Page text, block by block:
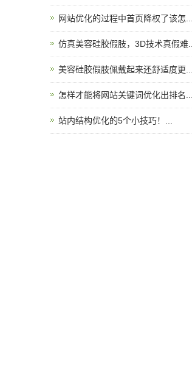
网站优化的过程中首页降权了该怎...
仿真美容硅胶假肢，3D技术真假难...
美容硅胶假肢佩戴起来还舒适度更...
怎样才能将网站关键词优化出排名...
站内结构优化的5个小技巧！...